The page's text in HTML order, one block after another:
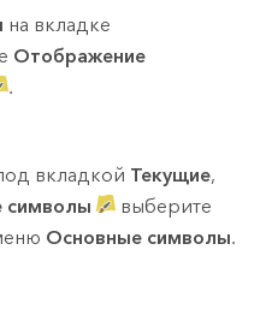
на вкладке
Отображение
.
вкладкой Текущие,
символы
выберите
Основные символы.